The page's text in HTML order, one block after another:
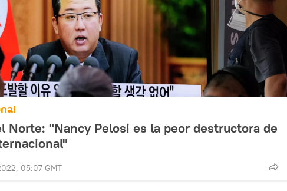
Norte: "Nancy Pelosi es la peor destructora de
05:07 GMT